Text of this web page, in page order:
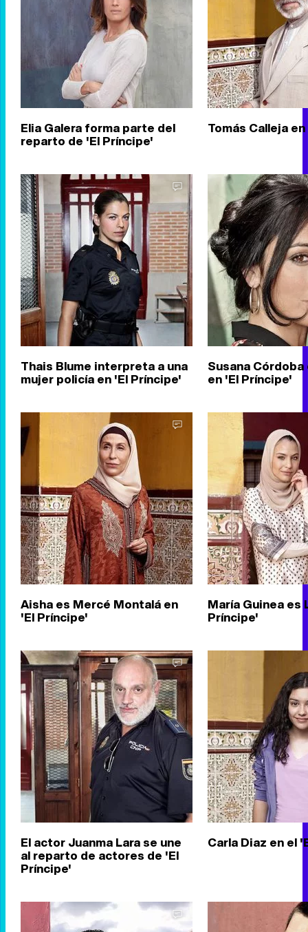
Elia Galera forma parte del
reparto de 'El Príncipe'
Tomás Calleja
Thais Blume interpreta a una
mujer policía en 'El Príncipe'
Susana
en 'El Príncipe'
Aisha es Mercé Montalá en
'El Príncipe'
María Guinea es
Príncipe'
El actor Juanma Lara se une
al reparto de actores de 'El
Príncipe'
Carla Diaz en el